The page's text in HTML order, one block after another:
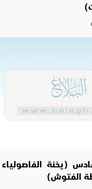
(يخنة الفاصولياء
الفتوش)